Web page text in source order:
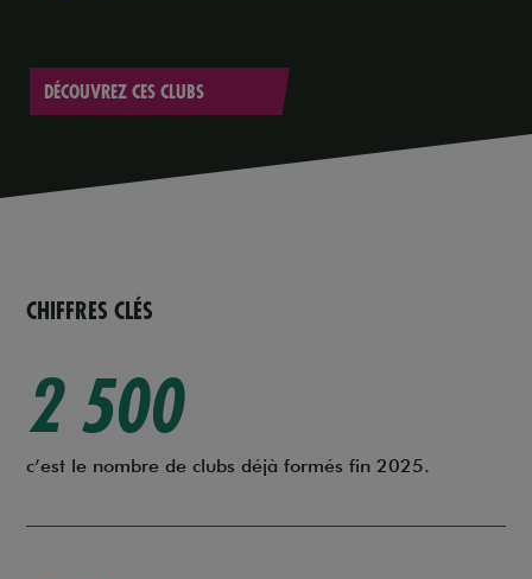
DÉCOUVREZ CES CLUBS
CHIFFRES CLÉS
2 500
c’est le nombre de clubs déjà formés fin 2025.